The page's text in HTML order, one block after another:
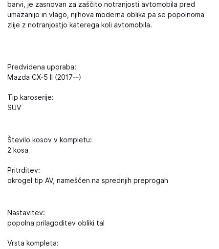
barvi, je zasnovan za zaščito notranjosti avtomobila pred
umazanijo in vlago, njihova moderna oblika pa se popolnoma
zlije z notranjostjo katerega koli avtomobila.
Predvidena uporaba:
Mazda CX-5 II (2017--)
Tip karoserije:
SUV
Število kosov v kompletu:
2 kosa
Pritrditev:
okrogel tip AV, nameščen na sprednjih preprogah
Nastavitev:
popolna prilagoditev obliki tal
Vrsta kompleta: